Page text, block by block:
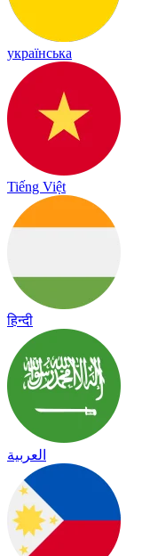
українська
Tiếng Việt
हिन्दी
العربية